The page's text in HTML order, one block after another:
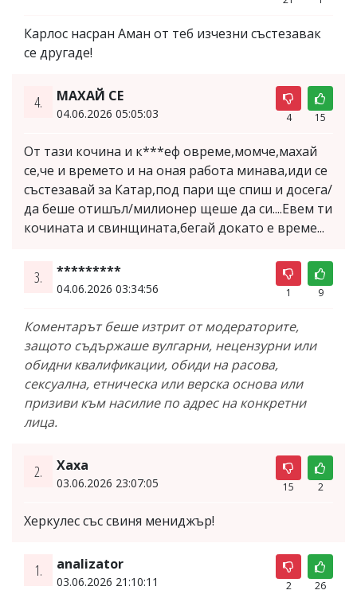
Карлос насран Аман от теб изчезни състезавак
се другаде!
4. МАХАЙ СЕ
04.06.2026 05:05:03 4 15
От тази кочина и к***еф овреме,момче,махай
се,че и времето и на оная работа минава,иди се
състезавай за Катар,под пари ще спиш и досега/
да беше отишъл/милионер щеше да си....Евем ти
кочината и свинщината,бегай докато е време...
3. *********
04.06.2026 03:34:56 1 9
Коментарът беше изтрит от модераторите,
защото съдържаше вулгарни, нецензурни или
обидни квалификации, обиди на расова,
сексуална, етническа или верска основа или
призиви към насилие по адрес на конкретни
лица.
2. Хаха
03.06.2026 23:07:05 15 2
Херкулес със свиня мениджър!
1. analizator
03.06.2026 21:10:11 2 26